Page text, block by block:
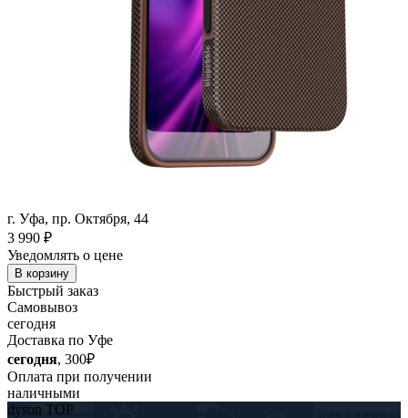
г. Уфа, пр. Октября, 44
3 990 ₽
Уведомлять о цене
В корзину
Быстрый заказ
Самовывоз
сегодня
Доставка по Уфе
сегодня, 300₽
Оплата при получении
наличными
dyson TOP